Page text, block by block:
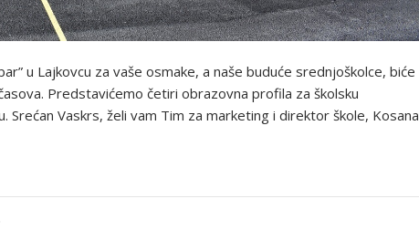
u Lajkovcu za vaše osmake, a naše buduće srednjoškolce, biće
Predstavićemo četiri obrazovna profila za školsku
Vaskrs, želi vam Tim za marketing i direktor škole, Kosana